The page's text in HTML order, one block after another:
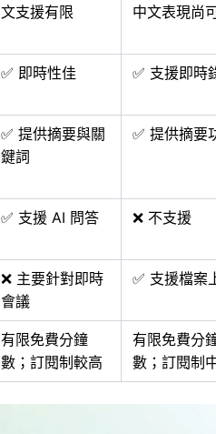
文支援有限
中文表現尚
✅ 即時性佳 ✅ 支援即時
✅ 提供摘要與關
鍵詞
✅ 提供摘要
✅ 支援 AI 問答 ❌ 不支援
❌ 主要針對即時
會議
✅ 支援檔案
有限免費分鐘
數；訂閱制較高
有限免費分
數；訂閱制